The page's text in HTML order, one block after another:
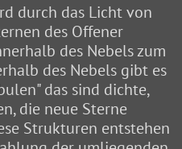
durch das Licht von
des Offener
des Nebels zum
des Nebels gibt es
das sind dichte,
die neue Sterne
Strukturen entstehen